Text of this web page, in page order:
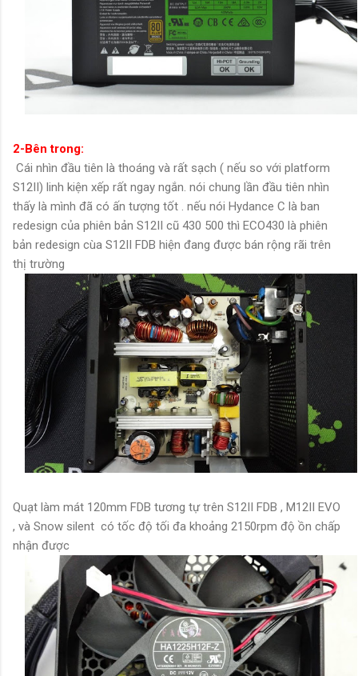
2-Bên trong:
Cái nhìn đầu tiên là thoáng và rất sạch ( nếu so với platform
S12II) linh kiện xếp rất ngay ngắn. nói chung lần đầu tiên nhìn
thấy là mình đã có ấn tượng tốt . nếu nói Hydance C là ban
redesign của phiên bản S12II cũ 430 500 thì ECO430 là phiên
bản redesign cùa S12II FDB hiện đang được bán rộng rãi trên
thị trường
Quạt làm mát 120mm FDB tương tự trên S12II FDB , M12II EVO
, và Snow silent có tốc độ tối đa khoảng 2150rpm độ ồn chấp
nhận được